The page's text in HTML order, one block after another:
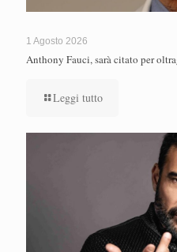
1 Agosto 2026
Anthony Fauci, sarà citato per
Leggi tutto